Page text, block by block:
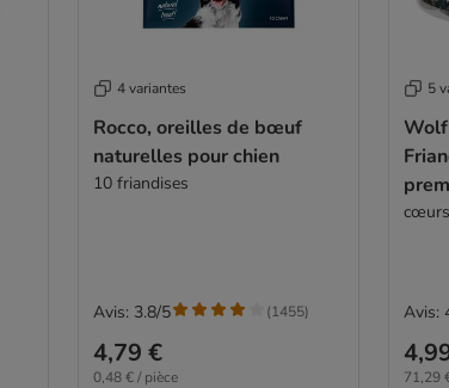
4 variantes
Rocco, oreilles de bœuf
naturelles pour chien
10 friandises
4,79 €
0,48 € / pièce
Avis: 3.8/5 (1455)
5
71,29
Avis: